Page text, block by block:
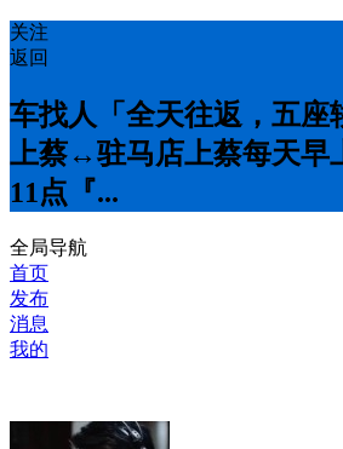
关注
返回
车找人「全天往返，五座
上蔡↔️驻马店上蔡每天
11点『...
全局导航
首页
发布
消息
我的